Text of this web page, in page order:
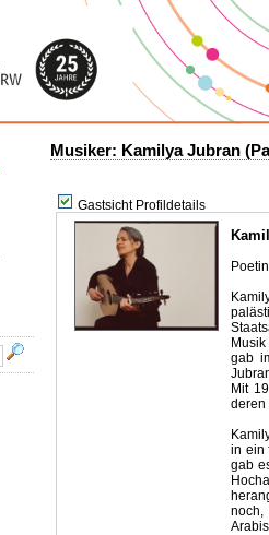
Musiker: Kamilya Jubran
Gastsicht Profildetails
gab
Mit
deren
in ein
gab